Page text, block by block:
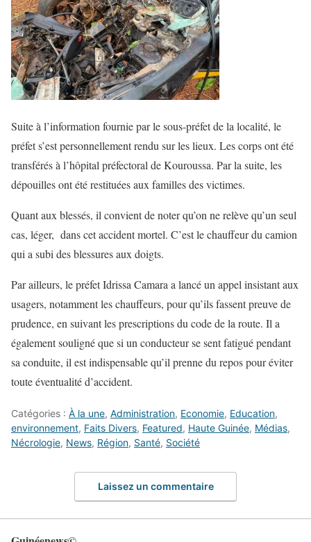
Suite à l’information fournie par le sous-préfet de la localité, le
préfet s’est personnellement rendu sur les lieux. Les corps ont été
transférés à l’hôpital préfectoral de Kouroussa. Par la suite, les
dépouilles ont été restituées aux familles des victimes.
Quant aux blessés, il convient de noter qu’on ne relève qu’un seul
cas, léger, dans cet accident mortel. C’est le chauffeur du camion
qui a subi des blessures aux doigts.
Par ailleurs, le préfet Idrissa Camara a lancé un appel insistant aux
usagers, notamment les chauffeurs, pour qu’ils fassent preuve de
prudence, en suivant les prescriptions du code de la route. Il a
également souligné que si un conducteur se sent fatigué pendant
sa conduite, il est indispensable qu’il prenne du repos pour éviter
toute éventualité d’accident.
Catégories : À la une, Administration, Economie, Education,
environnement, Faits Divers, Featured, Haute Guinée, Médias,
Nécrologie, News, Région, Santé, Société
Laissez un commentaire